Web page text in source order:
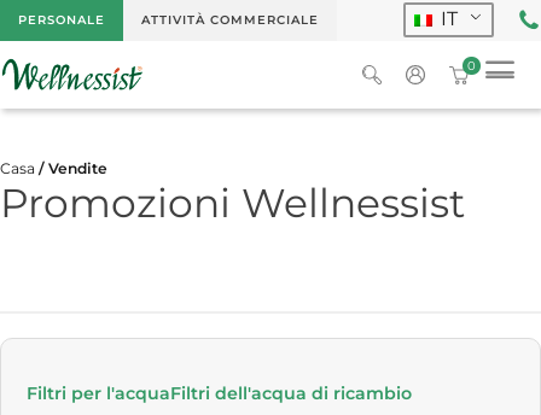
PERSONALE ATTIVITÀ COMMERCIALE IT
0
Casa / Vendite
Promozioni Wellnessist
Filtri per l'acquaFiltri dell'acqua di ricambio